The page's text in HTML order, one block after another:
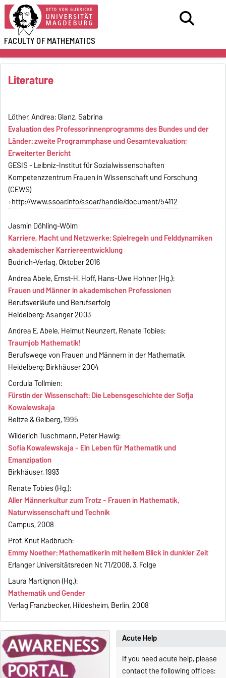
FACULTY OFMATHEMATICS
Literature
Löther, Andrea; Glanz, Sabrina​
Evaluation des Professorinnenprogramms des Bundes und der
Länder: zweite Programmphase und Gesamtevaluation;
Erweiterter Bericht
GESIS - Leibniz-Institut für Sozialwissenschaften
Kompetenzzentrum Frauen in Wissenschaft und Forschung
(CEWS)
http://www.ssoar.info/ssoar/handle/document/54112
Jasmin Döhling-Wölm
Karriere, Macht und Netzwerke: Spielregeln und Felddynamiken​
akademischer Karriereentwicklung
Budrich-Verlag, Oktober 2016
Andrea Abele, Ernst-H. Hoff, Hans-Uwe Hohner (Hg.):
Frauen und Männer in akademischen Professionen
Berufsverläufe und Berufserfolg
Heidelberg: Asanger 2003
Andrea E. Abele, Helmut Neunzert, Renate Tobies:
Traumjob Mathematik!
Berufswege von Frauen und Männern in der Mathematik
Heidelberg: Birkhäuser 2004
Cordula Tollmien:
Fürstin der Wissenschaft: Die Lebensgeschichte der Sofja
Kowalewskaja
Beltze & Gelberg, 1995
Wilderich Tuschmann, Peter Hawig:
Sofia Kowalewskaja - Ein Leben für Mathematik und
Emanzipation
Birkhäuser, 1993
Renate Tobies (Hg.):
Aller Männerkultur zum Trotz - Frauen in Mathematik,
Naturwissenschaft und Technik
Campus, 2008
Prof. Knut Radbruch:
Emmy Noether: Mathematikerin mit hellem Blick in dunkler Zeit
Erlanger Universitätsreden Nr. 71/2008, 3. Folge
Laura Martignon (Hg.):
Mathematik und Gender
Verlag Franzbecker, Hildesheim, Berlin, 2008
Acute Help
If you need acute help, please
contact the following offices: